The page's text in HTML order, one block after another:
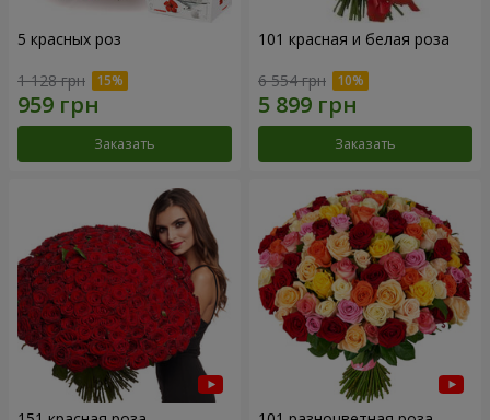
5 красных роз
1 128 грн
Заказать
101 красная и белая роза
6 554 грн
Заказать